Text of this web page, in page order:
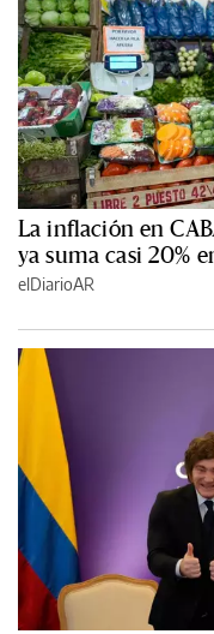
La inflación en
ya suma casi 20%
elDiarioAR